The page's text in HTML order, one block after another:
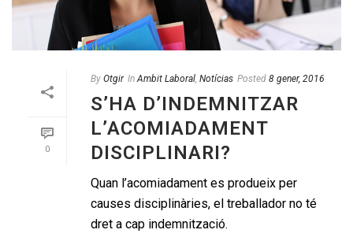
0
By Otgir In Ambit Laboral Notícias Posted 8 gener, 2016
S’HA D’INDEMNITZAR
L’ACOMIADAMENT
DISCIPLINARI?
Quan l’acomiadament es produeix per
causes disciplinàries, el treballador no té
dret a cap indemnització.